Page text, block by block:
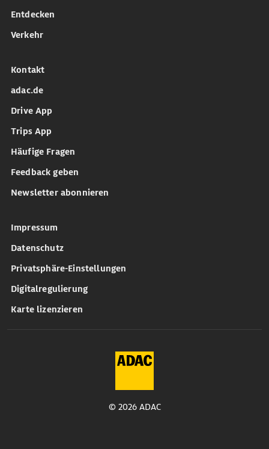
Entdecken
Verkehr
Kontakt
adac.de
Drive App
Trips App
Häufige Fragen
Feedback geben
Newsletter abonnieren
Impressum
Datenschutz
Privatsphäre-Einstellungen
Digitalregulierung
Karte lizenzieren
© 2026 ADAC